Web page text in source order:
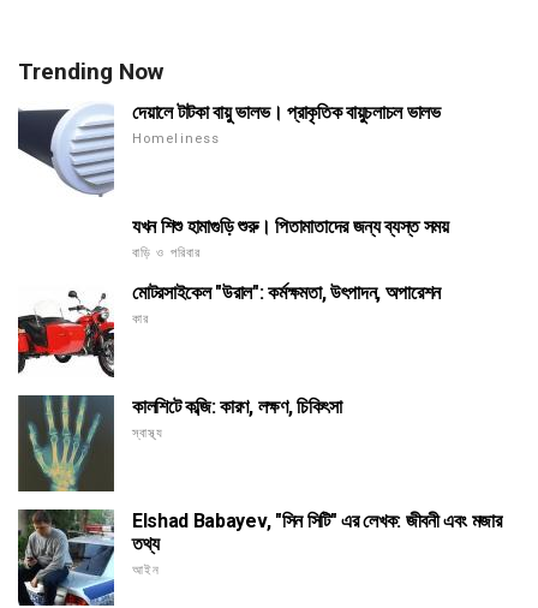
Trending Now
দেয়ালে টাটকা বায়ু ভালভ। প্রাকৃতিক বায়ুচলাচল ভালভ
Homeliness
যখন শিশু হামাগুড়ি শুরু। পিতামাতাদের জন্য ব্যস্ত সময়
বাড়ি ও পরিবার
মোটরসাইকেল "উরাল": কর্মক্ষমতা, উৎপাদন, অপারেশন
কার
কালশিটে কব্জি: কারণ, লক্ষণ, চিকিৎসা
স্বাস্থ্য
Elshad Babayev, "সিন সিটি" এর লেখক: জীবনী এবং মজার
তথ্য
আইন